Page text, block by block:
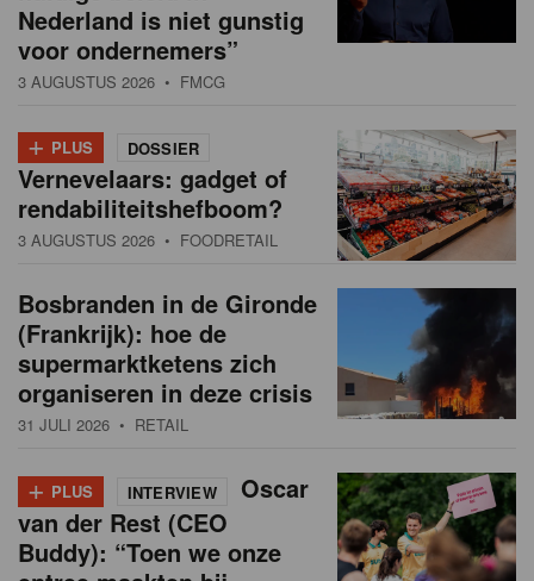
Nederland is niet gunstig
voor ondernemers”
3 AUGUSTUS 2026 • FMCG
+ PLUS DOSSIER
Vernevelaars: gadget of
rendabiliteitshefboom?
3 AUGUSTUS 2026 • FOODRETAIL
Bosbranden in de Gironde
(Frankrijk): hoe de
supermarktketens zich
organiseren in deze crisis
31 JULI 2026 • RETAIL
+ PLUS INTERVIEW
Oscar
van der Rest (CEO
Buddy): “Toen we onze